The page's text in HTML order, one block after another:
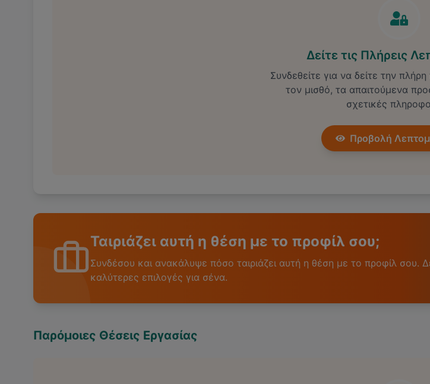
Δείτε τις Πλήρεις
Συνδεθείτε για να δείτε την
τον μισθό, τα απαιτούμενα
σχετικές
Προβολή
Ταιριάζει αυτή η θέση με το προφίλ σου;
Συνδέσου και ανακάλυψε πόσο ταιριάζει αυτή η θέση με το προφίλ σου.
καλύτερες επιλογές για σένα.
Παρόμοιες Θέσεις Εργασίας